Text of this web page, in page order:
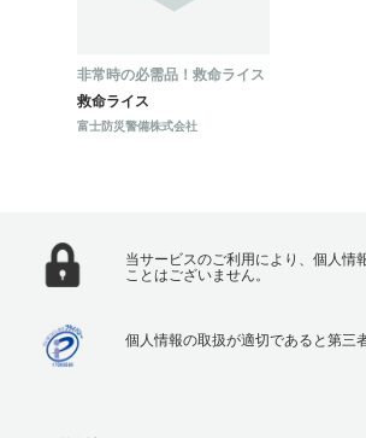
非常時の必需品！救命ライス
救命ライス
富士防災警備株式会社
当サービスのご利用により、個人情
ことはございません。
個人情報の取扱が適切であると第三